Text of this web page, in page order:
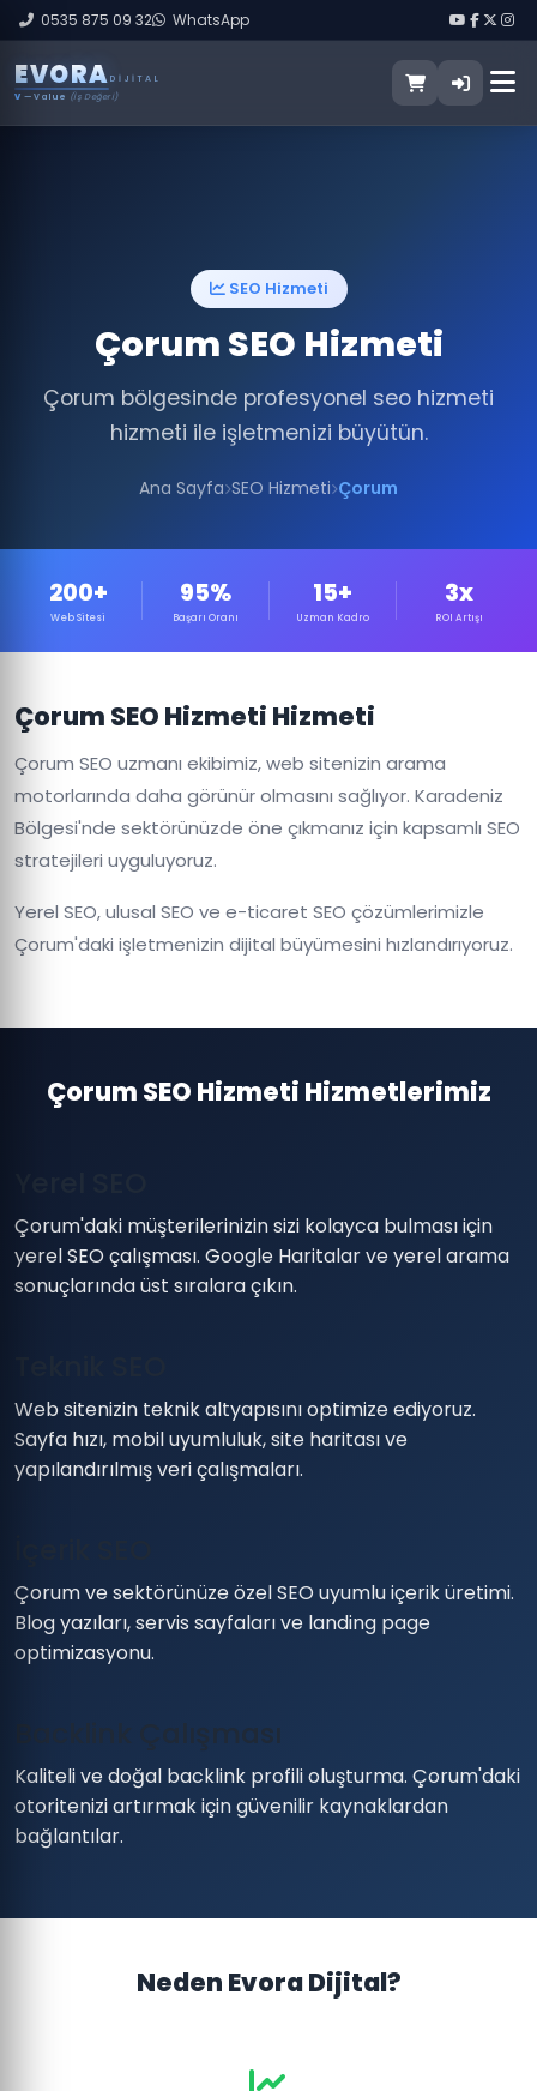
0535 875 09 32 WhatsApp
EVORA DIJITAL
V — Value (İş Değeri)
SEO Hizmeti
Çorum SEO Hizmeti
Çorum bölgesinde profesyonel seo hizmeti
hizmeti ile işletmenizi büyütün.
Ana Sayfa SEO Hizmeti Çorum
200+
Web Sitesi
95%
Başarı Oranı
15+
Uzman Kadro
3x
ROI Artışı
Çorum SEO Hizmeti Hizmeti
Çorum SEO uzmanı ekibimiz, web sitenizin arama
motorlarında daha görünür olmasını sağlıyor. Karadeniz
Bölgesi'nde sektörünüzde öne çıkmanız için kapsamlı SEO
stratejileri uyguluyoruz.
Yerel SEO, ulusal SEO ve e-ticaret SEO çözümlerimizle
Çorum'daki işletmenizin dijital büyümesini hızlandırıyoruz.
Çorum SEO Hizmeti Hizmetlerimiz
Çorum'daki müşterilerinizin sizi kolayca bulması için
yerel SEO çalışması. Google Haritalar ve yerel arama
sonuçlarında üst sıralara çıkın.
Web sitenizin teknik altyapısını optimize ediyoruz.
Sayfa hızı, mobil uyumluluk, site haritası ve
yapılandırılmış veri çalışmaları.
Çorum ve sektörünüze özel SEO uyumlu içerik üretimi.
Blog yazıları, servis sayfaları ve landing page
optimizasyonu.
Backlink Çalışması
Kaliteli ve doğal backlink profili oluşturma. Çorum'daki
otoritenizi artırmak için güvenilir kaynaklardan
bağlantılar.
Neden Evora Dijital?